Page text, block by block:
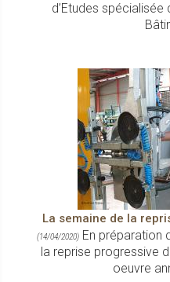
d’Etudes spécialisée
La semaine de la
(14/04/2020)En préparation
la reprise progressive
oeuvre